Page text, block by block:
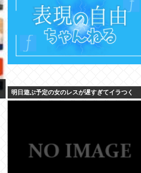
明日遊ぶ予定の女のレスが遅すぎてイラつく